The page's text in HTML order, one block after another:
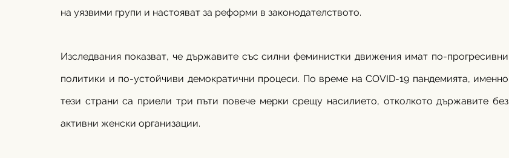
на уязвими групи и настояват за реформи в законодателството.
Изследвания показват, че държавите със силни феминистки движения имат по-прогресивни
политики и по-устойчиви демократични процеси. По време на COVID-19 пандемията, именно
тези страни са приели три пъти повече мерки срещу насилието, отколкото държавите без
активни женски организации.